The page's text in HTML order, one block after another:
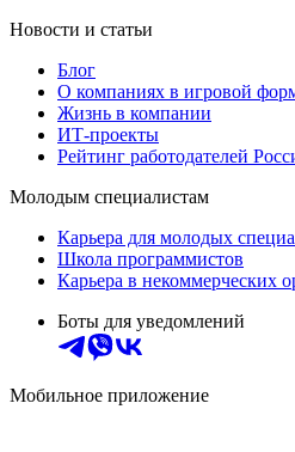
Новости и статьи
Блог
О компаниях в игровой
Жизнь в компании
ИТ-проекты
Рейтинг работодателей
Молодым специалистам
Карьера для молодых
Школа программистов
Карьера в некоммерческих
Боты для уведомлений
Мобильное приложение